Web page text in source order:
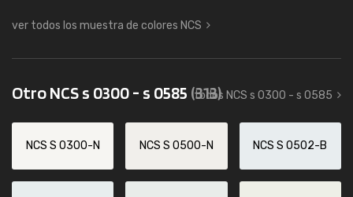
ver todos los muestra de colores NCS
Otro NCS s 0300 - s 0585 (313)
todos NCS s 0300 - s 0585
NCS S 0300-N NCS S 0500-N NCS S 0502-B